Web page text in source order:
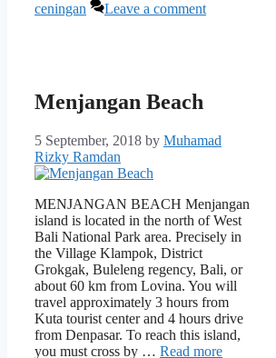
ceningan
Leave a comment
Menjangan Beach
5 September, 2018 by Muhamad
Rizky Ramdan
MENJANGAN BEACH Menjangan
island is located in the north of West
Bali National Park area. Precisely in
the Village Klampok, District
Grokgak, Buleleng regency, Bali, or
about 60 km from Lovina. You will
travel approximately 3 hours from
Kuta tourist center and 4 hours drive
from Denpasar. To reach this island,
you must cross by … Read more